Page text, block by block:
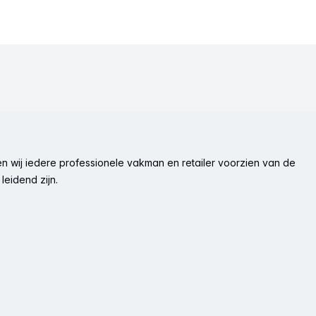
wij iedere professionele vakman en retailer voorzien van de
zijn.